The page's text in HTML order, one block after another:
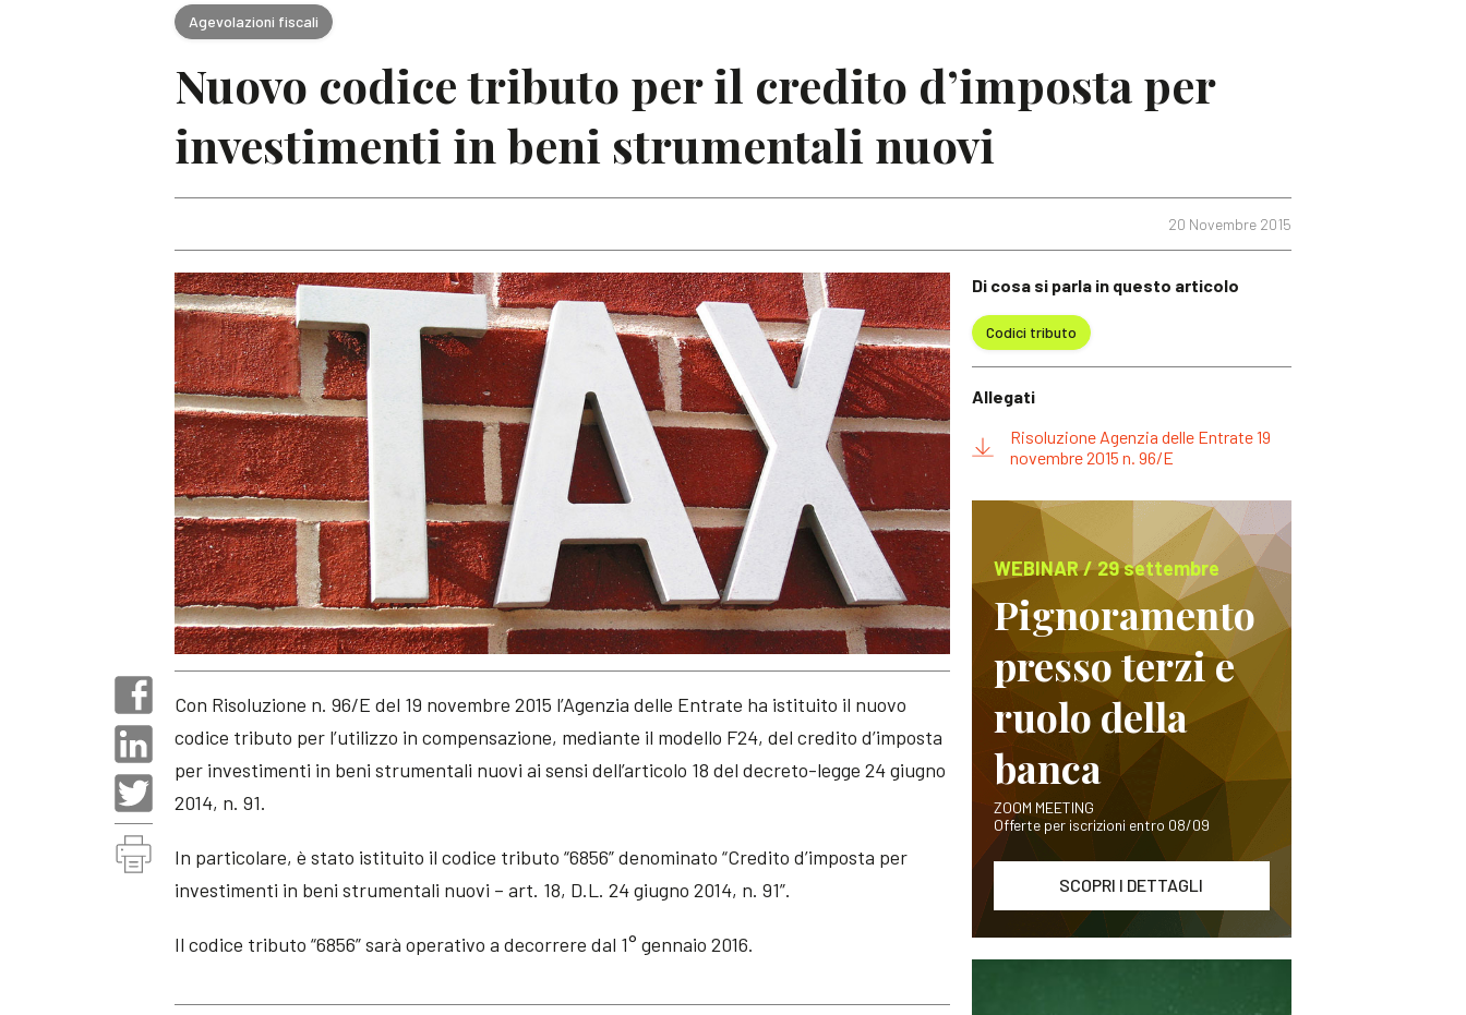
Agevolazioni fiscali
Nuovo codice tributo per il credito d’imposta per
investimenti in beni strumentali nuovi
20 Novembre 2015
Con Risoluzione n. 96/E del 19 novembre 2015 l’Agenzia delle Entrate ha istituito il nuovo
codice tributo per l’utilizzo in compensazione, mediante il modello F24, del credito d’imposta
per investimenti in beni strumentali nuovi ai sensi dell’articolo 18 del decreto-legge 24 giugno
2014, n. 91.
In particolare, è stato istituito il codice tributo “6856” denominato “Credito d’imposta per
investimenti in beni strumentali nuovi – art. 18, D.L. 24 giugno 2014, n. 91”.
Il codice tributo “6856” sarà operativo a decorrere dal 1° gennaio 2016.
Di cosa si parla in questo articolo
Codici tributo
Allegati
Risoluzione Agenzia delle Entrate 19
novembre 2015 n. 96/E
WEBINAR / 29 settembre
Pignoramento
presso terzi e
ruolo della
banca
ZOOM MEETING
Offerte per iscrizioni entro 08/09
SCOPRI I DETTAGLI